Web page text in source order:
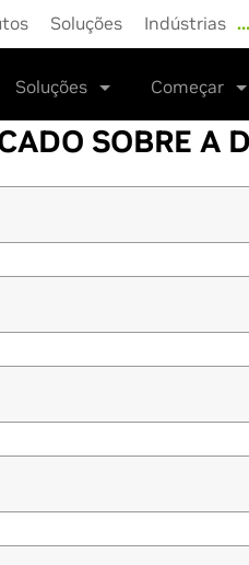
Soluções Indústrias …
Soluções Começar
SOBRE A